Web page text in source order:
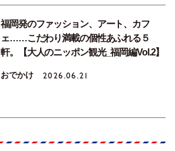
福岡発のファッション、アート、カフ
ェ……こだわり満載の個性あふれる５
軒。【大人のニッポン観光_福岡編Vol.2】
おでかけ 2026.06.21